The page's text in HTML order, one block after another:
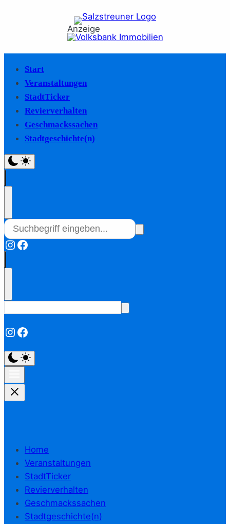
Anzeige
Start
Veranstaltungen
StadtTicker
Revierverhalten
Geschmackssachen
Stadtgeschichte(n)
Instagram
Facebook
Instagram
Facebook
Home
Veranstaltungen
StadtTicker
Revierverhalten
Geschmackssachen
Stadtgeschichte(n)